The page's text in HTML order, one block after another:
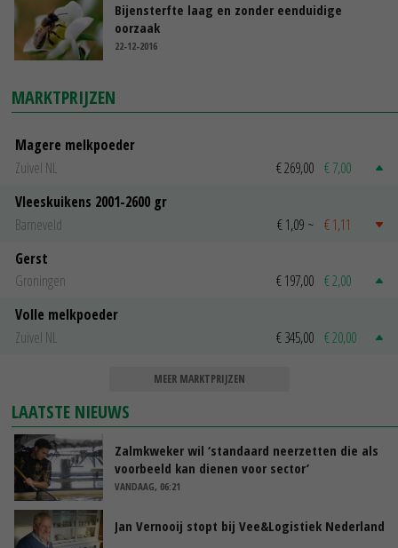
Bijensterfte laag en zonder eenduidige
oorzaak
22-12-2016
MARKTPRIJZEN
Magere melkpoeder
Zuivel NL
€ 269,00 € 7,00
Vleeskuikens 2001-2600 gr
Barneveld
€ 1,09 ~ € 1,11
Gerst
Groningen
€ 197,00 € 2,00
Volle melkpoeder
Zuivel NL
€ 345,00 € 20,00
MEER MARKTPRIJZEN
LAATSTE NIEUWS
Zalmkweker wil ‘standaard neerzetten die als
voorbeeld kan dienen voor sector’
VANDAAG, 06:21
Jan Vernooij stopt bij Vee&Logistiek Nederland